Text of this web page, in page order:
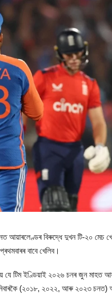
বিৰুদ্ধে দুখন টি-২০ মেচ
বাবে খেলিব।
যে টিম ইণ্ডিয়াই ২০২৬ চনৰ জুন মাহত
(২০১৮, ২০২২, আৰু ২০২৩ চনত)